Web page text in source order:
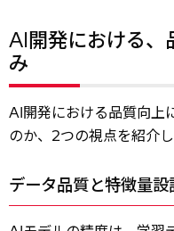
AI開発における、
み
AI開発における品質向上
のか、2つの視点を紹介し
データ品質と特徴量